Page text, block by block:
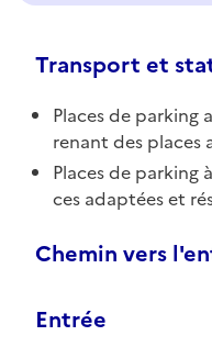
Transport et
Places de parking
renant des places
Places de parking
ces adaptées et
Chemin vers
Entrée